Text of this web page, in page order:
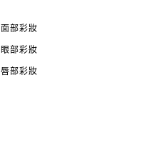
面部彩妝
眼部彩妝
唇部彩妝